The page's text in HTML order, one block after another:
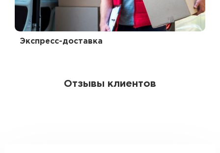
Экспресс-доставка
Отзывы клиентов